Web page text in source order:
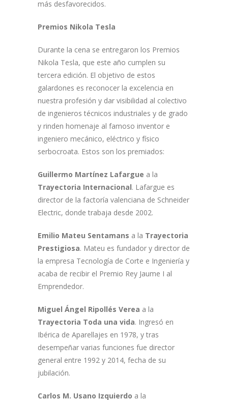
más desfavorecidos.
Premios Nikola Tesla
Durante la cena se entregaron los Premios
Nikola Tesla, que este año cumplen su
tercera edición. El objetivo de estos
galardones es reconocer la excelencia en
nuestra profesión y dar visibilidad al colectivo
de ingenieros técnicos industriales y de grado
y rinden homenaje al famoso inventor e
ingeniero mecánico, eléctrico y físico
serbocroata. Estos son los premiados:
Guillermo Martínez Lafargue a la
Trayectoria Internacional. Lafargue es
director de la factoría valenciana de Schneider
Electric, donde trabaja desde 2002.
Emilio Mateu Sentamans a la Trayectoria
Prestigiosa. Mateu es fundador y director de
la empresa Tecnología de Corte e Ingeniería y
acaba de recibir el Premio Rey Jaume I al
Emprendedor.
Miguel Ángel Ripollés Verea a la
Trayectoria Toda una vida. Ingresó en
Ibérica de Aparellajes en 1978, y tras
desempeñar varias funciones fue director
general entre 1992 y 2014, fecha de su
jubilación.
Carlos M. Usano Izquierdo a la